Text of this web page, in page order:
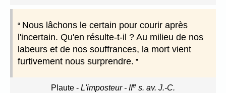
Nous lâchons le certain pour courir après
l'incertain. Qu'en résulte-t-il ? Au milieu de nos
labeurs et de nos souffrances, la mort vient
furtivement nous surprendre.
Plaute - L'imposteur - IIe s. av. J.-C.